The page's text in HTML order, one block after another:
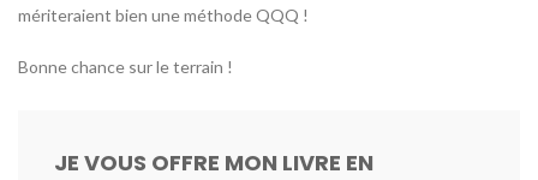
mériteraient bien une méthode QQQ !
Bonne chance sur le terrain !
JE VOUS OFFRE MON LIVRE EN